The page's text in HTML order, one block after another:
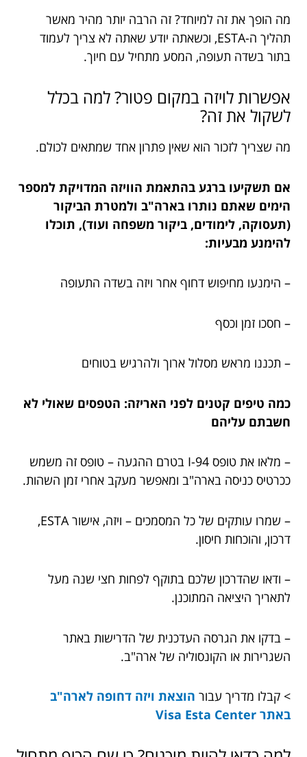
מה הופך את זה למיוחד? זה הרבה יותר מהיר מאשר
תהליך ה-ESTA, וכשאתה יודע שאתה לא צריך לעמוד
בתור בשדה תעופה, המסע מתחיל עם חיוך.
אפשרות לויזה במקום פטור? למה בכלל
לשקול את זה?
מה שצריך לזכור הוא שאין פתרון אחד שמתאים לכולם.
אם תשקיעו ברגע בהתאמת הוויזה המדויקת למספר
הימים שאתם נותרו בארה"ב ולמטרת הביקור
(תעסוקה, לימודים, ביקור משפחה ועוד), תוכלו
להימנע מבעיות:
– הימנעו מחיפוש דחוף אחר ויזה בשדה התעופה
– חסכו זמן וכסף
– תכננו מראש מסלול ארוך ולהרגיש בטוחים
כמה טיפים קטנים לפני האריזה: הטפסים שאולי לא
חשבתם עליהם
– מלאו את טופס I-94 בטרם ההגעה – טופס זה משמש
ככרטיס כניסה בארה"ב ומאפשר מעקב אחרי זמן השהות.
– שמרו עותקים של כל המסמכים – ויזה, אישור ESTA,
דרכון, והוכחות חיסון.
– ודאו שהדרכון שלכם בתוקף לפחות חצי שנה מעל
לתאריך היציאה המתוכנן.
– בדקו את הגרסה העדכנית של הדרישות באתר
השגרירות או הקונסוליה של ארה"ב.
> קבלו מדריך עבור הוצאת ויזה דחופה לארה"ב
באתר Visa Esta Center